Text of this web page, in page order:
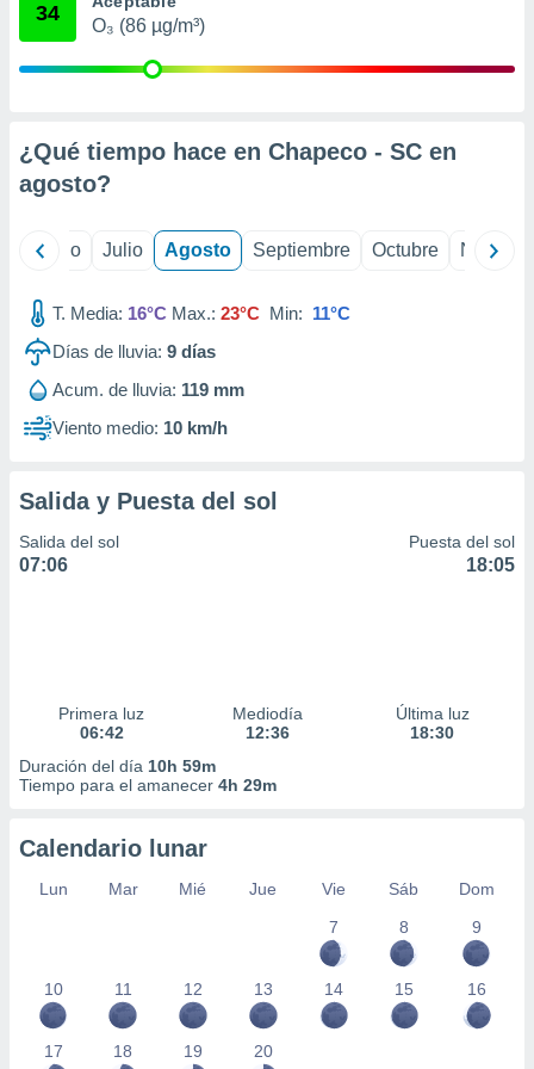
publicidad
publicidad
1199
34
O₃ (86 µg/m³)
¿Qué tiempo hace en Chapeco - SC en
agosto?
Junio Julio Agosto Septiembre Octubre
T. Media: 16°C Max.: 23°C Min: 11°C
Días de lluvia: 9 días
Acum. de lluvia: 119 mm
Viento medio: 10 km/h
Salida y Puesta del sol
Salida del sol
07:06
Puesta del sol
18:05
Primera luz
06:42
Mediodía
12:36
Última luz
18:30
Duración del día 10h 59m
Tiempo para el amanecer 4h 29m
Calendario lunar
Lun Mar Mié Jue Vie Sáb
Dom
7
8 9
10 11 12 13 14 15 16
17 18 19 20